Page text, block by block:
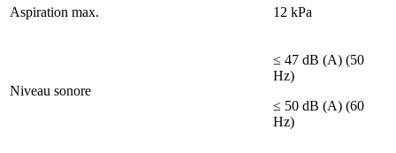
Aspiration max. 12 kPa
Niveau sonore
≤ 47 dB (A) (50
Hz)
≤ 50 dB (A) (60
Hz)